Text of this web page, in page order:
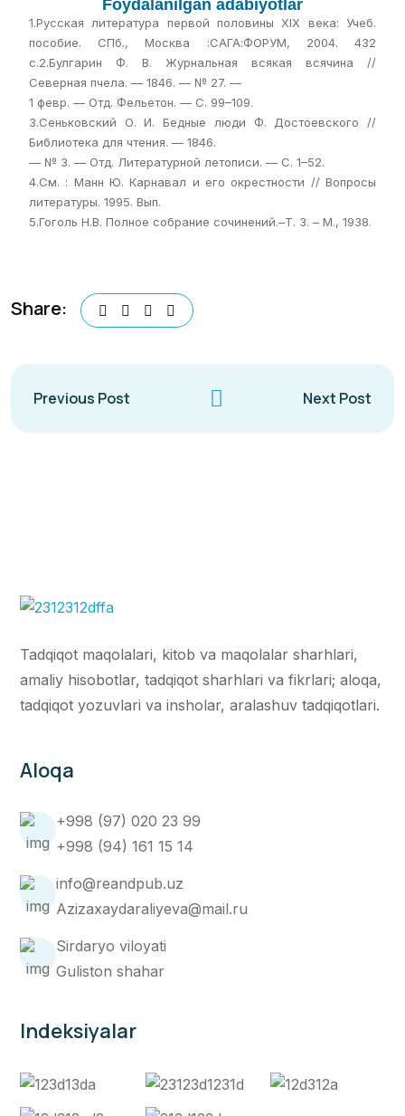
Foydalanilgan adabiyotlar
1.Русская литература первой половины XIX века: Учеб.
пособие. СПб., Москва :САГА:ФОРУМ, 2004. 432
с.2.Булгарин Ф. В. Журнальная всякая всячина //
Северная пчела. — 1846. — № 27. —
1 февр. — Отд. Фельетон. — С. 99–109.
3.Сеньковский О. И. Бедные люди Ф. Достоевского //
Библиотека для чтения. — 1846.
— № 3. — Отд. Литературной летописи. — С. 1–52.
4.См. : Манн Ю. Карнавал и его окрестности // Вопросы
литературы. 1995. Вып.
5.Гоголь Н.В. Полное собрание сочинений.–Т. 3. – М., 1938.
Share:
Previous Post Next Post
Tadqiqot maqolalari, kitob va maqolalar sharhlari,
amaliy hisobotlar, tadqiqot sharhlari va fikrlari; aloqa,
tadqiqot yozuvlari va insholar, aralashuv tadqiqotlari.
Aloqa
+998 (97) 020 23 99
+998 (94) 161 15 14
info@reandpub.uz
Azizaxaydaraliyeva@mail.ru
Sirdaryo viloyati
Guliston shahar
Indeksiyalar